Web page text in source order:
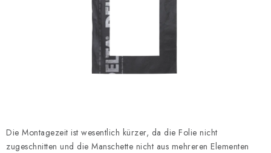
Reklamationen und Rücksendungen
Richtlinien zur Verwendung von Cookies
Allgemeinen Geschäftsbedingungen
Die Montagezeit ist wesentlich kürzer, da die Folie nicht
zugeschnitten und die Manschette nicht aus mehreren Elementen